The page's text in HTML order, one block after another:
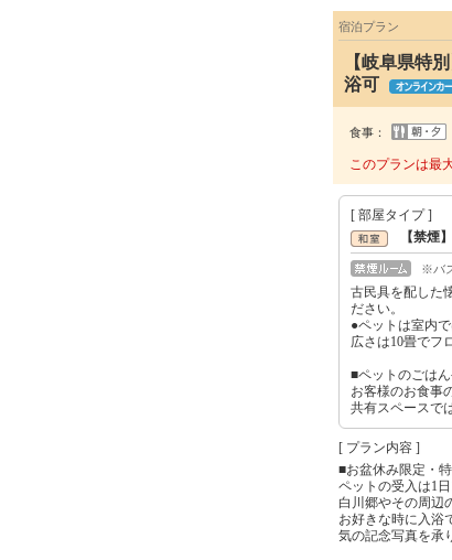
宿泊プラン
【岐阜県特
浴可
食事：
このプランは最
[ 部屋タイプ ]
【禁煙
※バ
古民具を配した
ださい。
●ペットは室内
広さは10畳でフ
■ペットのごは
お客様のお食事
共有スペースで
[ プラン内容 ]
■お盆休み限定・
ペットの受入は1
白川郷やその周辺
お好きな時に入浴
気の記念写真を承